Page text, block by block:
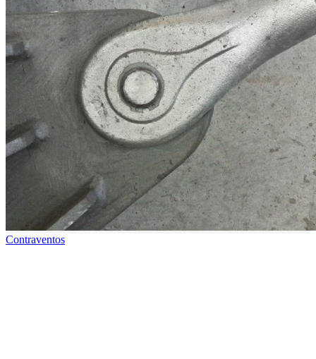
Contraventos